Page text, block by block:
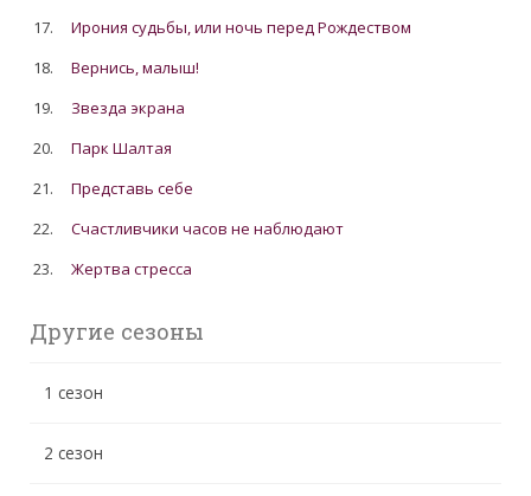
17.
Ирония судьбы, или ночь перед Рождеством
18.
Вернись, малыш!
19.
Звезда экрана
20.
Парк Шалтая
21.
Представь себе
22.
Счастливчики часов не наблюдают
23.
Жертва стресса
Другие сезоны
1 сезон
2 сезон